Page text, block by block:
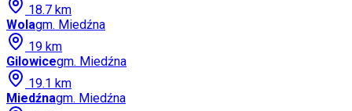
18.7 km
Wolagm. Miedźna
19 km
Gilowicegm. Miedźna
19.1 km
Miedźnagm. Miedźna